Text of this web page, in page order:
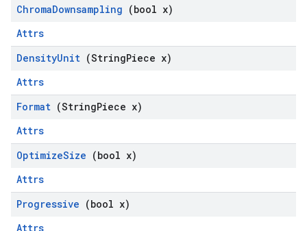
ChromaDownsampling (bool x)
Attrs
DensityUnit (StringPiece x)
Attrs
Format (StringPiece x)
Attrs
OptimizeSize (bool x)
Attrs
Progressive (bool x)
Attrs